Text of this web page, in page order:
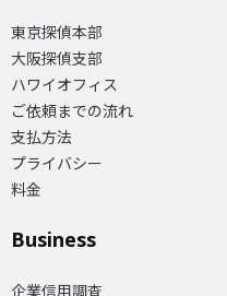
東京探偵本部
大阪探偵支部
ハワイオフィス
ご依頼までの流れ
支払方法
プライバシー
料金
Business
企業信用調査